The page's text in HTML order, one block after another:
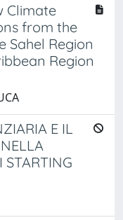
Climate
from the
Sahel Region
Region
E IL
STARTING